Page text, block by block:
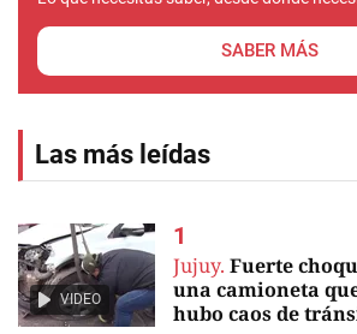
SABER MÁS
Las más leídas
VIDEO
Jujuy. Fuerte
una camioneta
hubo caos de